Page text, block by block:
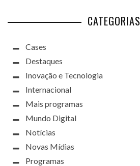
CATEGORIAS
Cases
Destaques
Inovação e Tecnologia
Internacional
Mais programas
Mundo Digital
Notícias
Novas Mídias
Programas